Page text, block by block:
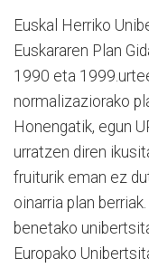
Euskal Herriko
Euskararen Plan
1990 eta
normalizaziorako
Honengatik, egun
urratzen diren
fruiturik eman ez
oinarria plan
benetako
Europako